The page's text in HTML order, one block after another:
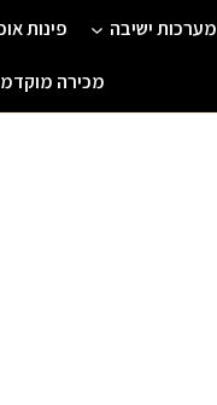
מערכות ישיבה פינות
מכירה מוקדמת